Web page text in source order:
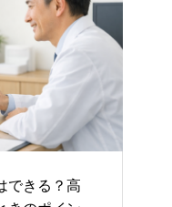
できる？高